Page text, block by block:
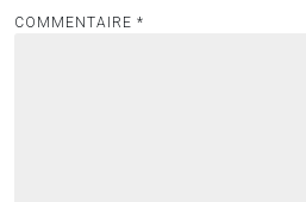
COMMENTAIRE *